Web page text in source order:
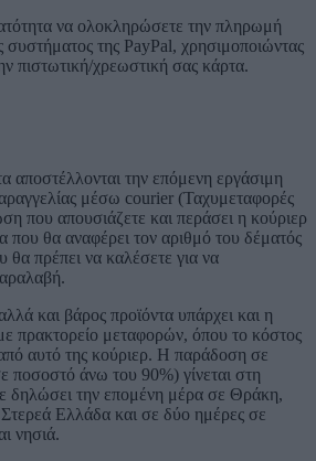
να ολοκληρώσετε την πληρωμή
της PayPal, χρησιμοποιώντας
πιστωτική/χρεωστική σας κάρτα.
αποστέλλονται την επόμενη εργάσιμη
μέσω courier (Ταχυμεταφορές
που απουσιάζετε και περάσει η κούριερ
που θα αναφέρει τον αριθμό του δέματός
θα πρέπει να καλέσετε για να
και βάρος προϊόντα υπάρχει και η
πρακτορείο μεταφορών, όπου το κόστος
αυτό της κούριερ. Η παράδοση σε
ποσοστό άνω του 90%) γίνεται στη
δηλώσει την επομένη μέρα σε Θράκη,
Ελλάδα και σε δύο ημέρες σε
νησιά.